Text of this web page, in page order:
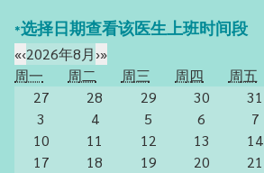
*选择日期查看该医生上班时间段
«‹2026年8月›»
周一
周二 周三 周四 周五
27
28 29 30 31
3
4 5 6 7
10
11 12 13 14
17
18 19 20 21